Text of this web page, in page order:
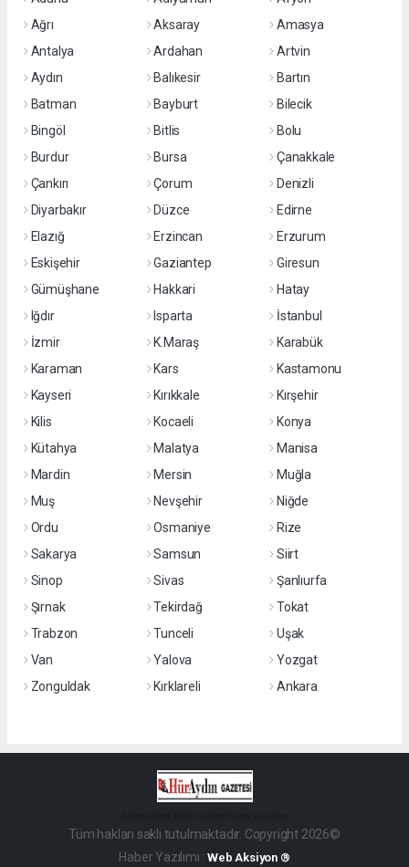
Ağrı
Aksaray
Amasya
Antalya
Ardahan
Artvin
Aydın
Balıkesir
Bartın
Batman
Bayburt
Bilecik
Bingöl
Bitlis
Bolu
Burdur
Bursa
Çanakkale
Çankırı
Çorum
Denizli
Diyarbakır
Düzce
Edirne
Elazığ
Erzincan
Erzurum
Eskişehir
Gaziantep
Giresun
Gümüşhane
Hakkari
Hatay
Iğdır
Isparta
İstanbul
İzmir
K.Maraş
Karabük
Karaman
Kars
Kastamonu
Kayseri
Kırıkkale
Kırşehir
Kilis
Kocaeli
Konya
Kütahya
Malatya
Manisa
Mardin
Mersin
Muğla
Muş
Nevşehir
Niğde
Ordu
Osmaniye
Rize
Sakarya
Samsun
Siirt
Sinop
Sivas
Şanlıurfa
Şırnak
Tekirdağ
Tokat
Trabzon
Tunceli
Uşak
Van
Yalova
Yozgat
Zonguldak
Kırklareli Ankara
Tüm hakları saklı tutulmaktadır. Copyright 2026©
Haber Yazılımı :Web Aksiyon ®